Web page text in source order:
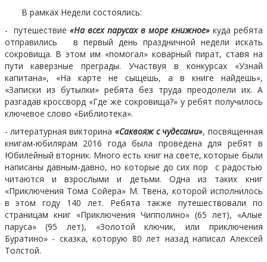
В рамках Недели состоялись:
- путешествие «На всех парусах в море книжное»куда ребята
отправились в первый день праздничной недели искать
сокровища. В этом им «помогал» коварный пират, ставя на
пути каверзные преграды. Участвуя в конкурсах «Узнай
капитана», «На карте не сыщешь, а в книге найдешь»,
«Записки из бутылки» ребята без труда преодолели их. А
разгадав кроссворд «Где же сокровища?» у ребят получилось
ключевое слово «Библиотека».
- литературная викторина «Саквояж с чудесами», посвященная
книгам-юбилярам 2016 года была проведена для ребят в
Юбилейный вторник. Много есть книг на свете, которые были
написаны давным-давно, но которые до сих пор с радостью
читаются и взрослыми и детьми. Одна из таких книг
«Приключения Тома Сойера» М. Твена, которой исполнилось
в этом году 140 лет. Ребята также путешествовали по
страницам книг «Приключения Чипполино» (65 лет), «Алые
паруса» (95 лет), «Золотой ключик, или приключения
Буратино» - сказка, которую 80 лет назад написал Алексей
Толстой.